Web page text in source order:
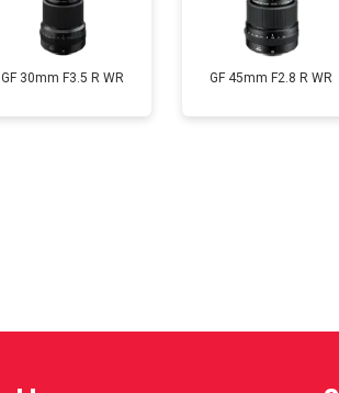
GF 30mm F3.5 R WR GF 45mm F2.8 R WR